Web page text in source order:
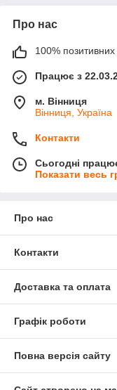
Про нас
100% позитивних
Працює з
м. Вінниця
Вінниця, Україна
Контакти
Сьогодні
Показати весь
Про нас
Контакти
Доставка та оплата
Графік роботи
Повна версія сайту